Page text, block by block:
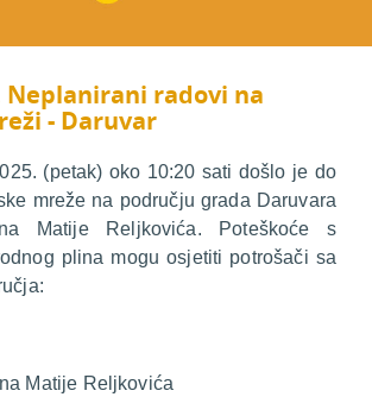
Neplanirani radovi na
- Daruvar
(petak) oko 10:20 sati došlo je do
mreže na području grada Daruvara
Matije Reljkovića. Poteškoće s
plina mogu osjetiti potrošači sa
Matije Reljkovića